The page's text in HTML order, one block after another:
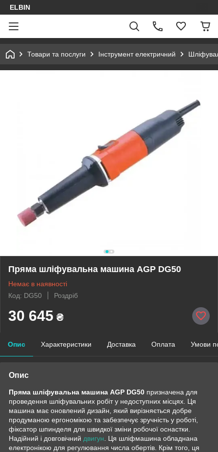
ELBIN
Товари та послуги Інструмент електричний
Пряма шліфувальна машина AGP DG50
Немає в наявності
Код: DG50
Роздріб
30 645 ₴
Опис Характеристики Доставка Оплата Умови
Опис
Пряма шліфувальна машина AGP DG50 призначена для
проведення шліфувальних робіт у недоступних місцях. Ця
машина має оновлений дизайн, який вирізняється добре
продуманою ергономікою та забезпечує зручність у роботі,
фіксатор шпинделя для швидкої зміни робочої оснастки.
Надійний і довговічний двигун . Ця шліфмашина обладнана
електронікою для регулювання числа обертів. Крім того, ця